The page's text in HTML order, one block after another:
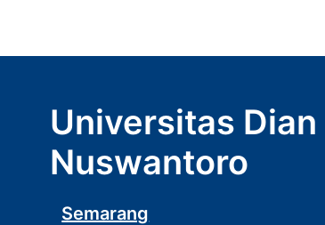
Universitas Dian
Nuswantoro
Semarang